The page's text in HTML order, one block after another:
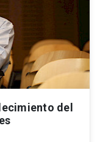
del